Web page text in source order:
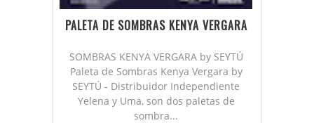
PALETA DE SOMBRAS KENYA VERGARA
SOMBRAS KENYA VERGARA by SEYTÚ
Paleta de Sombras Kenya Vergara by
SEYTÚ - Distribuidor Independiente
Yelena y Uma, son dos paletas de
sombra...